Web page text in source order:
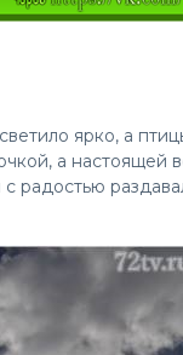
ярко, а
а
радостью